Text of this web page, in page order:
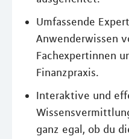
Umfassende
Anwenderwissen
Fachexpertinnen
Finanzpraxis.
Interaktive und
ganz egal, ob du